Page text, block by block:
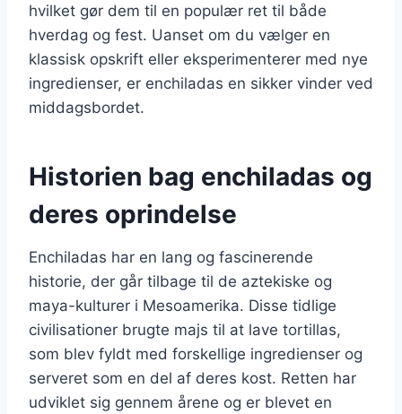
hvilket gør dem til en populær ret til både
hverdag og fest. Uanset om du vælger en
klassisk opskrift eller eksperimenterer med nye
ingredienser, er enchiladas en sikker vinder ved
middagsbordet.
Historien bag enchiladas og
deres oprindelse
Enchiladas har en lang og fascinerende
historie, der går tilbage til de aztekiske og
maya-kulturer i Mesoamerika. Disse tidlige
civilisationer brugte majs til at lave tortillas,
som blev fyldt med forskellige ingredienser og
serveret som en del af deres kost. Retten har
udviklet sig gennem årene og er blevet en